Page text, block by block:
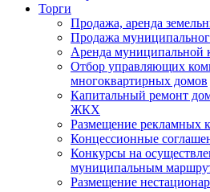
Торги
Продажа, аренда
Продажа
Аренда муниципальной
Отбор управляющих
многоквартирных домов
Капитальный ремонт
ЖКХ
Размещение рекламных
Концессионные
Конкурсы на
муниципальным
Размещение